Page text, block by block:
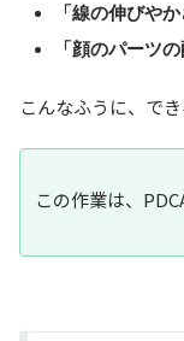
「線の伸びやか
「顔のパーツの
こんなふうに、で
この作業は、